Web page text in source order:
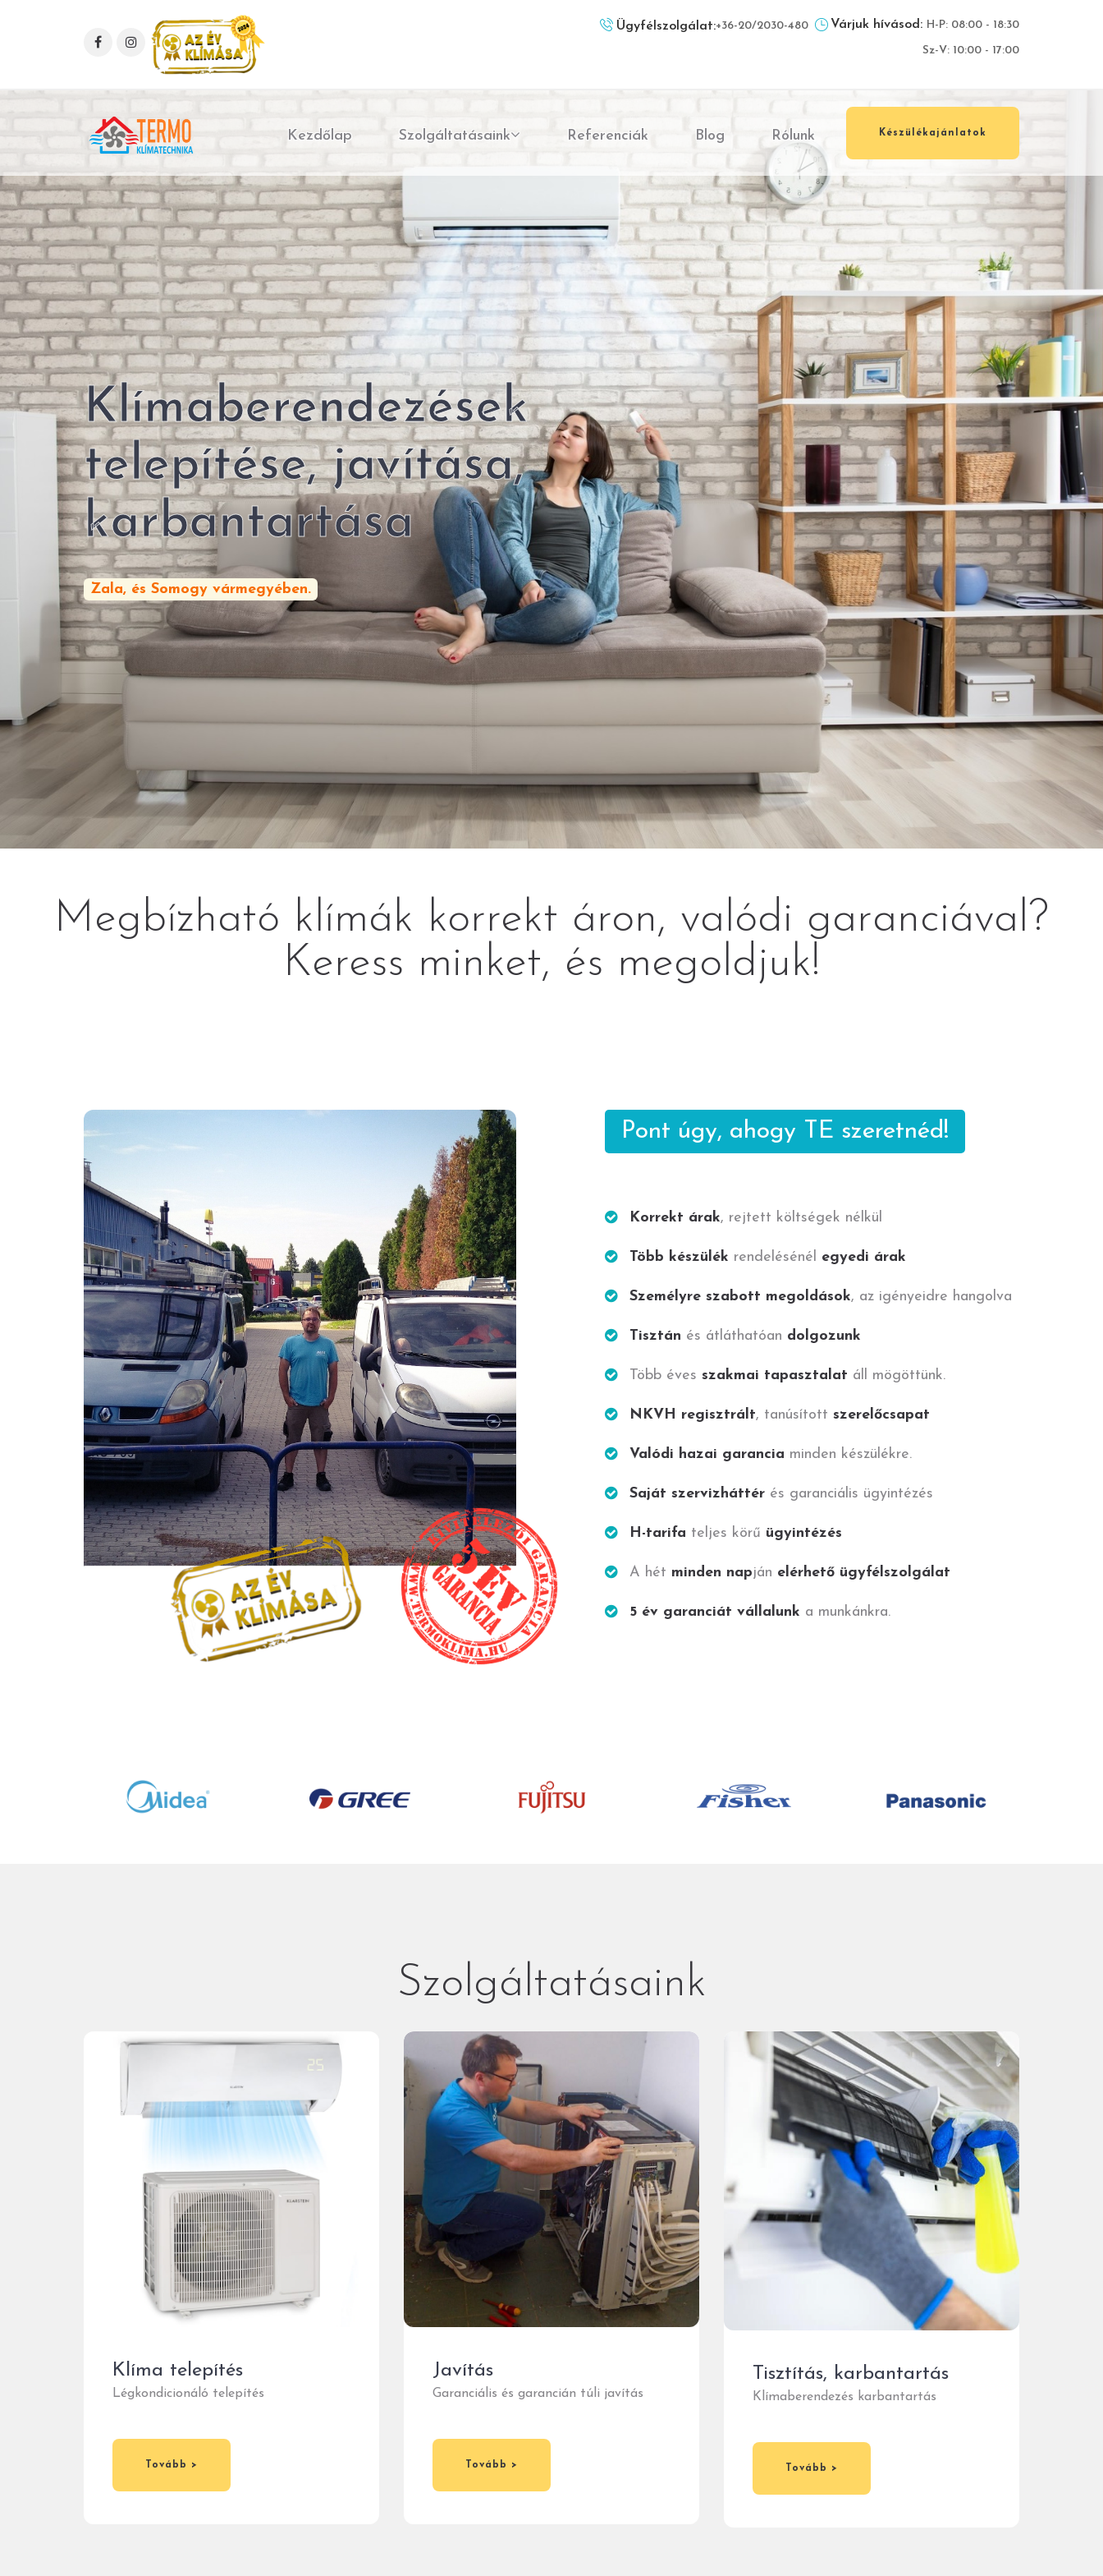
Ügyfélszolgálat:+36-20/2030-480 Várjuk hívásod: H-P: 08:00 - 18:30
Sz-V: 10:00 - 17:00
Kezdőlap Szolgáltatásaink Referenciák Blog Rólunk Készülékajánlatok
Klímaberendezések
telepítése, javítása,
karbantartása
Zala, és Somogy vármegyében.
Megbízható klímák korrekt áron, valódi garanciával?
Keress minket, és megoldjuk!
Pont úgy, ahogy TE szeretnéd!
Korrekt árak, rejtett költségek nélkül
Több készülék rendelésénél egyedi árak
Személyre szabott megoldások, az igényeidre hangolva
Tisztán és átláthatóan dolgozunk
Több éves szakmai tapasztalat áll mögöttünk.
NKVH regisztrált, tanúsított szerelőcsapat
Valódi hazai garancia minden készülékre.
Saját szervizháttér és garanciális ügyintézés
H-tarifa teljes körű ügyintézés
A hét minden napján elérhető ügyfélszolgálat
5 év garanciát vállalunk a munkánkra.
Szolgáltatásaink
Klíma telepítés
Légkondicionáló telepítés
Tovább >
Javítás
Garanciális és garancián túli javítás
Tovább >
Tisztítás, karbantartás
Klímaberendezés karbantartás
Tovább >